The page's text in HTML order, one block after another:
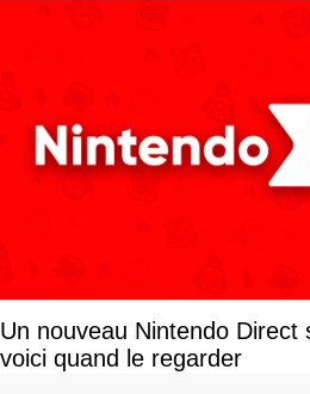
Un nouveau Nintendo Direct
voici quand le regarder